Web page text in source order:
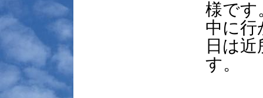
様です
中に行
日は
す。